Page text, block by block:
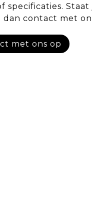
specificaties.
dan contact met
met ons op